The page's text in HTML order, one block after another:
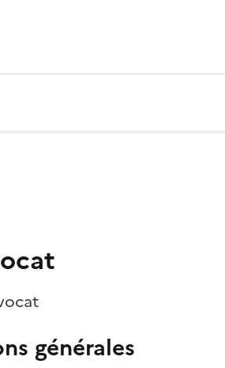
générales